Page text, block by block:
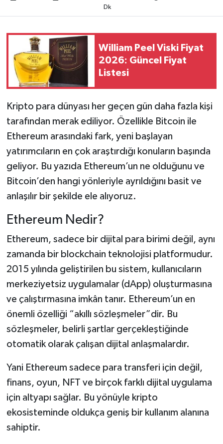
Dk
William Peel Viski Fiyat
2026: Güncel Fiyat
Listesi
Kripto para dünyası her geçen gün daha fazla kişi
tarafından merak ediliyor. Özellikle Bitcoin ile
Ethereum arasındaki fark, yeni başlayan
yatırımcıların en çok araştırdığı konuların başında
geliyor. Bu yazıda Ethereum’un ne olduğunu ve
Bitcoin’den hangi yönleriyle ayrıldığını basit ve
anlaşılır bir şekilde ele alıyoruz.
Ethereum Nedir?
Ethereum, sadece bir dijital para birimi değil, aynı
zamanda bir blockchain teknolojisi platformudur.
2015 yılında geliştirilen bu sistem, kullanıcıların
merkeziyetsiz uygulamalar (dApp) oluşturmasına
ve çalıştırmasına imkân tanır. Ethereum’un en
önemli özelliği “akıllı sözleşmeler”dir. Bu
sözleşmeler, belirli şartlar gerçekleştiğinde
otomatik olarak çalışan dijital anlaşmalardır.
Yani Ethereum sadece para transferi için değil,
finans, oyun, NFT ve birçok farklı dijital uygulama
için altyapı sağlar. Bu yönüyle kripto
ekosisteminde oldukça geniş bir kullanım alanına
sahiptir.